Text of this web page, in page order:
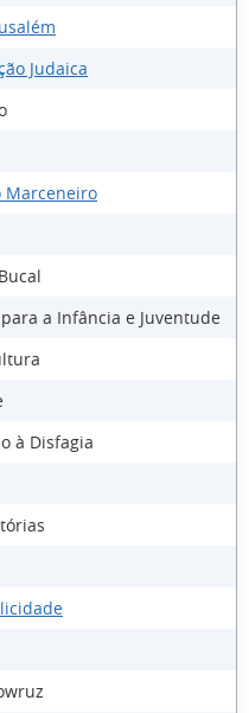
Judaica
Marceneiro
a Infância e Juventude
à Disfagia